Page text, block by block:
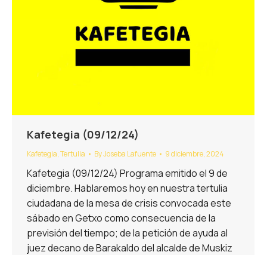
Kafetegia (09/12/24)
Kafetegia,Tertulia ByJoseba Lafuente 9 diciembre, 2024
Kafetegia (09/12/24) Programa emitido el 9 de
diciembre. Hablaremos hoy en nuestra tertulia
ciudadana de la mesa de crisis convocada este
sábado en Getxo como consecuencia de la
previsión del tiempo; de la petición de ayuda al
juez decano de Barakaldo del alcalde de Muskiz